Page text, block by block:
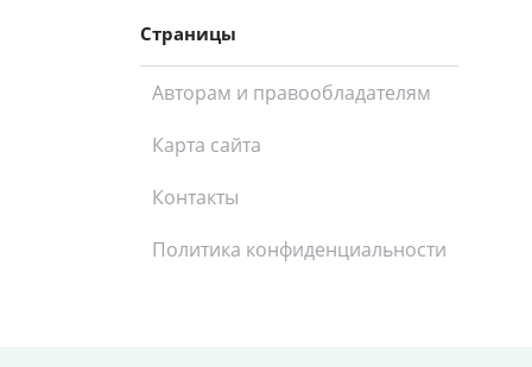
Страницы
Авторам и правообладателям
Карта сайта
Контакты
Политика конфиденциальности